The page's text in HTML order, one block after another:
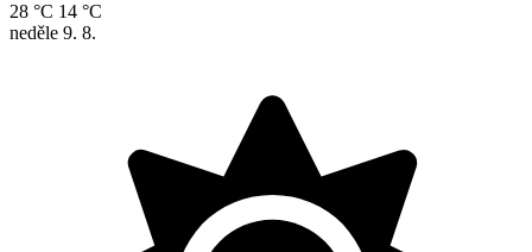
28 °C 14 °C
neděle 9. 8.